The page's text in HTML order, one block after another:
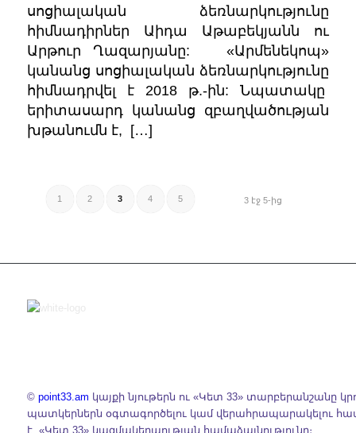
սոցիալական ձեռնարկությունը
հիմնադիրներ Աիդա Աթաբեկյանն ու
Արթուր Ղազարյանը: «Արմենեկոպ»
կանանց սոցիալական ձեռնարկությունը
հիմնադրվել է 2018 թ.-ին: Նպատակը
երիտասարդ կանանց զբաղվածության
խթանումն է, […]
3 էջ 5-ից
1 2 3 4 5
© point33.am կայքի նյութերն ու «Կետ 33» տարբերանշանը
պատկերներն օգտագործելու կամ վերահրապարակելու
է «Կետ 33» կազմակերպության համաձայնությունը։